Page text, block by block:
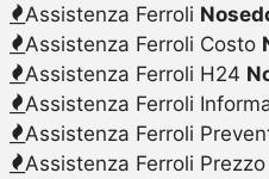
Assistenza Ferroli
Assistenza Ferroli Costo
Assistenza Ferroli H24
Assistenza Ferroli
Assistenza Ferroli
Assistenza Ferroli Prezzo